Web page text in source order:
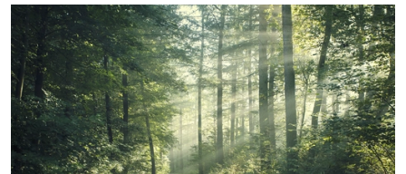
KONTAKT